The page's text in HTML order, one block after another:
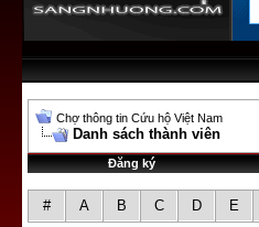
Chợ thông tin Cứu hộ Việt Nam
Danh sách thành viên
Đăng ký
# A B C D E